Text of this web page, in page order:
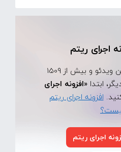
اجرای ریتم
برای دسترسی به این ویدئو و بیش از 1509
ابتدا «افزونه اجرای
افزونه اجرای ریتم
اجرای ریتم